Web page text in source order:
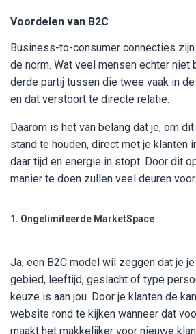
Voordelen van B2C
Business-to-consumer connecties
de norm. Wat veel mensen echter niet
derde partij tussen die twee vaak in
en dat verstoort te directe relatie.
Daarom is het van belang dat je, om
stand te houden, direct met je klanten
daar tijd en energie in stopt. Door dit
manier te doen zullen veel deuren
1. Ongelimiteerde MarketSpace
Ja, een B2C model wil zeggen dat je
gebied, leeftijd, geslacht of type
keuze is aan jou. Door je klanten de
website rond te kijken wanneer dat
maakt het makkelijker voor nieuwe